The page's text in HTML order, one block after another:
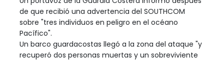
de que recibió una advertencia del SOUTHCOM
sobre "tres individuos en peligro en el océano
Pacífico".
Un barco guardacostas llegó a la zona del ataque "y
recuperó dos personas muertas y un sobreviviente